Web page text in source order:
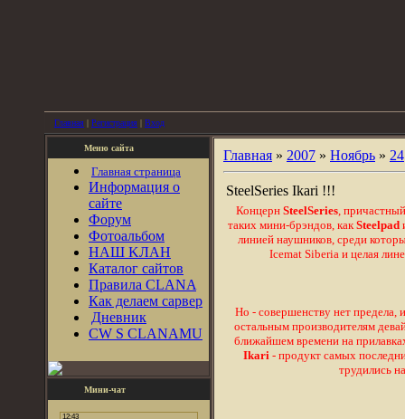
Главная | Регистрация | Вход
Меню сайта
Главная страница
Информация о
сайте
Форум
Фотоальбом
НАШ KЛАН
Каталог сайтов
Правила CLANA
Как делаем сарвер
Дневник
CW S CLANAMU
Мини-чат
Главная » 2007 » Ноябрь » 24
SteelSeries Ikari !!!
Концерн SteelSeries,
таких мини-брэндов, какSteelpad
линией наушников, среди
Icemat Siberia и целая
Но - совершенству нет предела,
остальным производителям
ближайшем времени на
Ikari- продукт самых
трудились